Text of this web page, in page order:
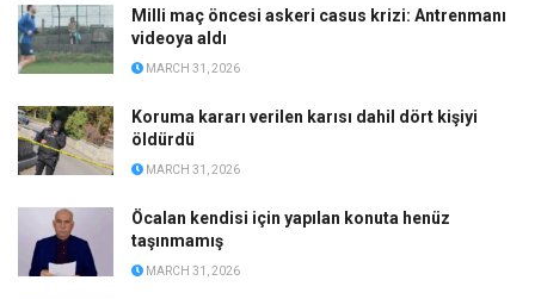
Milli maç öncesi askeri casus krizi: Antrenmanı
videoya aldı
MARCH 31, 2026
Koruma kararı verilen karısı dahil dört kişiyi
öldürdü
MARCH 31, 2026
Öcalan kendisi için yapılan konuta henüz
taşınmamış
MARCH 31, 2026